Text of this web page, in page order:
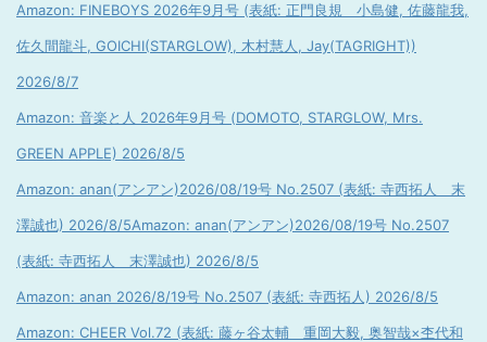
Amazon: FINEBOYS 2026年9月号 (表紙: 正門良規 小島健, 佐藤龍我,
佐久間龍斗, GOICHI(STARGLOW), 木村慧人, Jay(TAGRIGHT))
2026/8/7
Amazon: 音楽と人 2026年9月号 (DOMOTO, STARGLOW, Mrs.
GREEN APPLE) 2026/8/5
Amazon: anan(アンアン)2026/08/19号 No.2507 (表紙: 寺西拓人 末
澤誠也) 2026/8/5Amazon: anan(アンアン)2026/08/19号 No.2507
(表紙: 寺西拓人 末澤誠也) 2026/8/5
Amazon: anan 2026/8/19号 No.2507 (表紙: 寺西拓人) 2026/8/5
Amazon: CHEER Vol.72 (表紙: 藤ヶ谷太輔 重岡大毅, 奥智哉×杢代和